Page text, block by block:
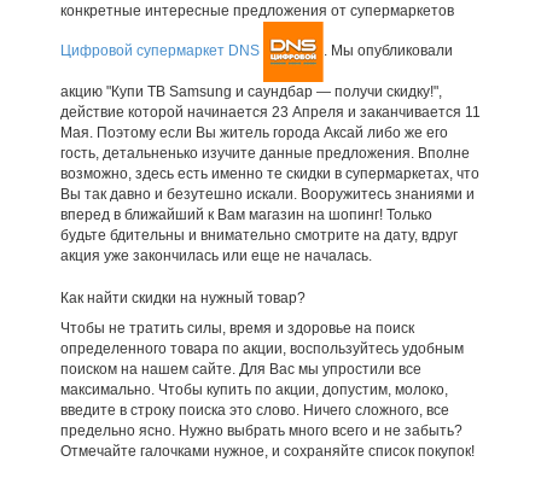
конкретные интересные предложения от супермаркетов
Цифровой супермаркет DNS . Мы опубликовали
акцию "Купи ТВ Samsung и саундбар — получи скидку!",
действие которой начинается 23 Апреля и заканчивается 11
Мая. Поэтому если Вы житель города Аксай либо же его
гость, детальненько изучите данные предложения. Вполне
возможно, здесь есть именно те скидки в супермаркетах, что
Вы так давно и безутешно искали. Вооружитесь знаниями и
вперед в ближайший к Вам магазин на шопинг! Только
будьте бдительны и внимательно смотрите на дату, вдруг
акция уже закончилась или еще не началась.
Как найти скидки на нужный товар?
Чтобы не тратить силы, время и здоровье на поиск
определенного товара по акции, воспользуйтесь удобным
поиском на нашем сайте. Для Вас мы упростили все
максимально. Чтобы купить по акции, допустим, молоко,
введите в строку поиска это слово. Ничего сложного, все
предельно ясно. Нужно выбрать много всего и не забыть?
Отмечайте галочками нужное, и сохраняйте список покупок!